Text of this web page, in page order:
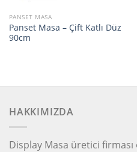
PANSET MASA
Panset Masa – Çift Katlı Düz
90cm
HAKKIMIZDA
Display Masa üretici